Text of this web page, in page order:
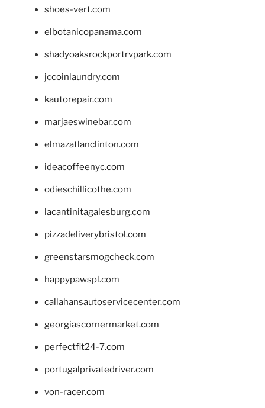
shoes-vert.com
elbotanicopanama.com
shadyoaksrockportrvpark.com
jccoinlaundry.com
kautorepair.com
marjaeswinebar.com
elmazatlanclinton.com
ideacoffeenyc.com
odieschillicothe.com
lacantinitagalesburg.com
pizzadeliverybristol.com
greenstarsmogcheck.com
happypawspl.com
callahansautoservicecenter.com
georgiascornermarket.com
perfectfit24-7.com
portugalprivatedriver.com
von-racer.com